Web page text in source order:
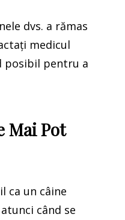
dvs. a rămas
medicul
posibil pentru a
Mai Pot
ca un câine
când se